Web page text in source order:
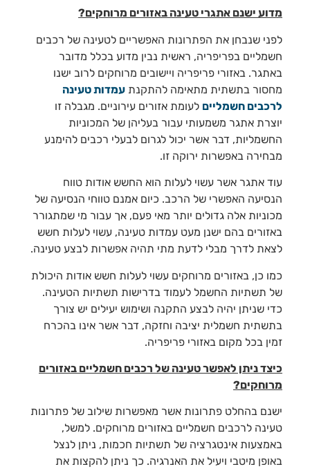
מדוע ישנם אתגרי טעינה באזורים מרוחקים?
לפני שנבחן את הפתרונות האפשריים לטעינה של רכבים
חשמליים בפריפריה, ראשית נבין מדוע בכלל מדובר
באתגר. באזורי פריפריה ויישובים מרוחקים לרוב ישנו
מחסור בתשתית מתאימה להתקנת עמדות טעינה
לרכבים חשמליים לעומת אזורים עירוניים. מגבלה זו
יוצרת אתגר משמעותי עבור בעליהן של המכוניות
החשמליות, דבר אשר יכול לגרום לבעלי רכבים להימנע
מבחירה באפשרות ירוקה זו.
עוד אתגר אשר עשוי לעלות הוא החשש אודות טווח
הנסיעה האפשרי של הרכב. כיום אמנם טווחי הנסיעה של
מכוניות אלה גדולים יותר מאי פעם, אך עבור מי שמתגורר
באזורים בהם ישנן מעט עמדות טעינה, עשוי לעלות חשש
לצאת לדרך מבלי לדעת מתי תהיה אפשרות לבצע טעינה.
כמו כן, באזורים מרוחקים עשוי לעלות חשש אודות היכולת
של תשתיות החשמל לעמוד בדרישות תשתיות הטעינה.
כדי שניתן יהיה לבצע התקנה ושימוש יעילים יש צורך
בתשתית חשמלית יציבה וחזקה, דבר אשר אינו בהכרח
זמין בכל מקום באזורי פריפריה.
כיצד ניתן לאפשר טעינה של רכבים חשמליים באזורים
מרוחקים?
ישנם בהחלט פתרונות אשר מאפשרות שילוב של פתרונות
טעינה לרכבים חשמליים באזורים מרוחקים. למשל,
באמצעות אינטגרציה של תשתיות חכמות, ניתן לנצל
באופן מיטבי ויעיל את האנרגיה. כך ניתן להקצות את